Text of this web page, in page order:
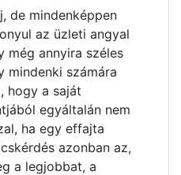
de mindenképpen
az üzleti angyal
még annyira széles
mindenki számára
hogy a saját
egyáltalán nem
ha egy effajta
azonban az,
a legjobbat, a